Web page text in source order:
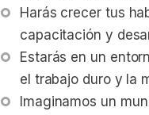
Harás crecer tus
capacitación y
Estarás en un
el trabajo duro y la
Imaginamos un